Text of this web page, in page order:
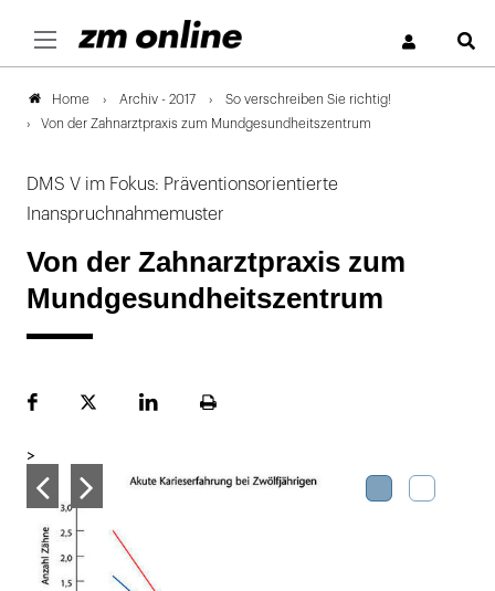
Home Archiv - 2017
So verschreiben Sie richtig!
Von der Zahnarztpraxis zum Mundgesundheitszentrum
DMS V im Fokus: Präventionsorientierte
Inanspruchnahmemuster
Von der Zahnarztpraxis zum
Mundgesundheitszentrum
FacebookPlattformLinekdInSeite
>